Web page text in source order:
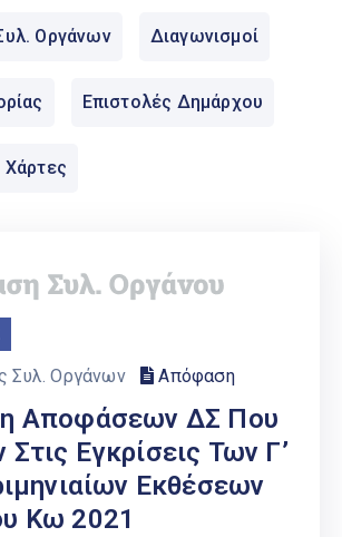
Οργάνων Διαγωνισμοί
Επιστολές Δημάρχου
Χάρτες
Συλ. Οργάνων
Απόφαση
Αποφάσεων ΔΣ Που
Εγκρίσεις Των Γ’
Εκθέσεων
Κω 2021